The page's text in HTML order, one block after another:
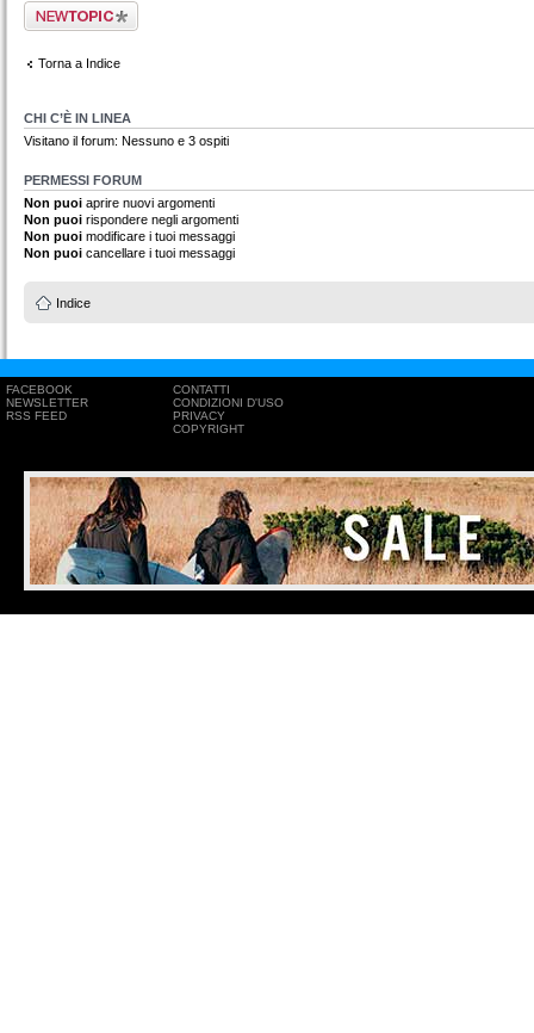
Scrivi un nuovo
argomento
Torna a Indice
CHI C’È IN LINEA
Visitano il forum: Nessuno e 3 ospiti
PERMESSI FORUM
Non puoi aprire nuovi argomenti
Non puoi rispondere negli argomenti
Non puoi modificare i tuoi messaggi
Non puoi cancellare i tuoi messaggi
Indice
FACEBOOK
NEWSLETTER
RSS FEED
CONTATTI
CONDIZIONI D'USO
PRIVACY
COPYRIGHT